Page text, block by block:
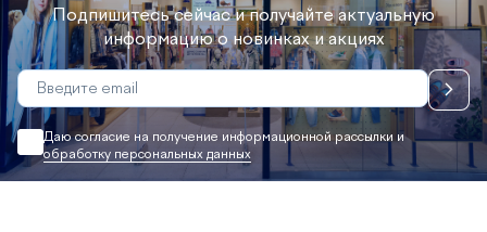
Подпишитесь сейчас и получайте актуальную
информацию о новинках и акциях
Даю согласие на получение информационной рассылки и
обработку персональных данных